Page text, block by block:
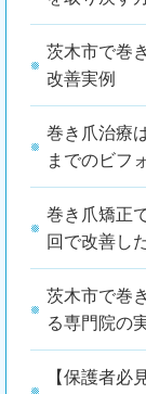
茨木市で巻
改善実例
巻き爪治療
までのビフ
巻き爪矯正
回で改善し
茨木市で巻
る専門院の
【保護者必